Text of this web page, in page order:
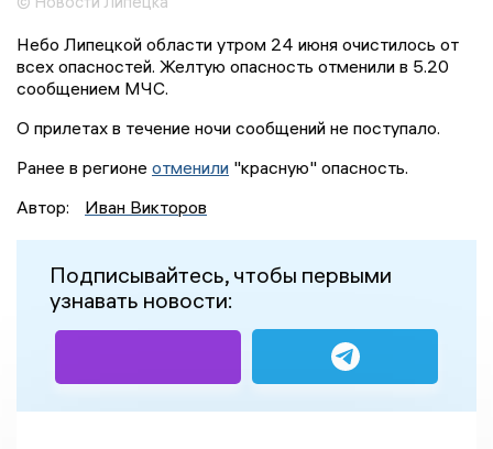
Небо Липецкой области утром 24 июня очистилось от
всех опасностей. Желтую опасность отменили в 5.20
сообщением МЧС.
О прилетах в течение ночи сообщений не поступало.
Ранее в регионе отменили "красную" опасность.
Автор:
Иван Викторов
Подписывайтесь, чтобы первыми
узнавать новости: